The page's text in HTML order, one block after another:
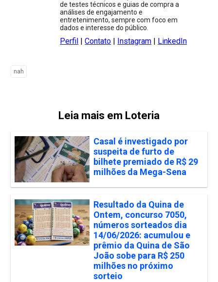
de testes técnicos e guias de compra a
análises de engajamento e
entretenimento, sempre com foco em
dados e interesse do público.
Perfil |Contato | Instagram | LinkedIn
nah
Leia mais em Loteria
Casal é investigado por
suspeita de furto de
bilhete premiado de R$ 29
milhões da Mega-Sena
Resultado da Quina de
Ontem, concurso 7050,
números sorteados dia
14/06/2026: acumulou e
prêmio da Quina de São
João sobe para R$ 250
milhões no próximo
sorteio